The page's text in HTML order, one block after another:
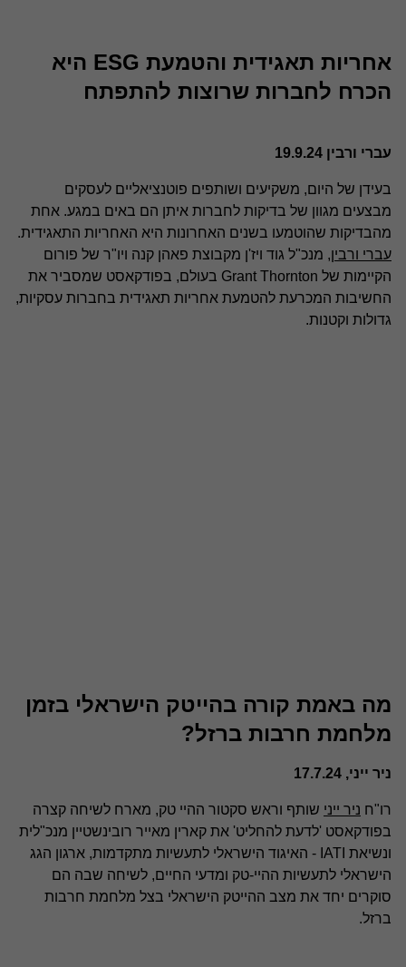
אחריות תאגידית והטמעת ESG היא
הכרח לחברות שרוצות להתפתח
עברי ורבין 19.9.24
בעידן של היום, משקיעים ושותפים פוטנציאליים לעסקים
מבצעים מגוון של בדיקות לחברות איתן הם באים במגע. אחת
מהבדיקות שהוטמעו בשנים האחרונות היא האחריות התאגידית.
עברי ורבין, מנכ"ל גוד ויז'ן מקבוצת פאהן קנה ויו"ר של פורום
הקיימות של Grant Thornton בעולם, בפודקאסט שמסביר את
החשיבות המכרעת להטמעת אחריות תאגידית בחברות עסקיות,
גדולות וקטנות.
מה באמת קורה בהייטק הישראלי בזמן
מלחמת חרבות ברזל?
ניר ייני, 17.7.24
רו"ח ניר ייני שותף וראש סקטור ההיי טק, מארח לשיחה קצרה
בפודקאסט 'לדעת להחליט' את קארין מאייר רובינשטיין מנכ"לית
ונשיאת IATI - האיגוד הישראלי לתעשיות מתקדמות, ארגון הגג
הישראלי לתעשיות ההיי-טק ומדעי החיים, לשיחה שבה הם
סוקרים יחד את מצב ההייטק הישראלי בצל מלחמת חרבות
ברזל.